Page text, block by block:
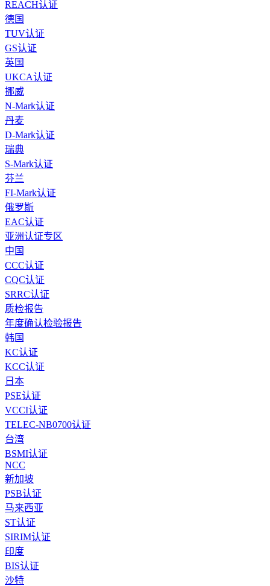
REACH认证
德国
TUV认证
GS认证
英国
UKCA认证
挪威
N-Mark认证
丹麦
D-Mark认证
瑞典
S-Mark认证
芬兰
FI-Mark认证
俄罗斯
EAC认证
亚洲认证专区
中国
CCC认证
CQC认证
SRRC认证
质检报告
年度确认检验报告
韩国
KC认证
KCC认证
日本
PSE认证
VCCI认证
TELEC-NB0700认证
台湾
BSMI认证
NCC
新加坡
PSB认证
马来西亚
ST认证
SIRIM认证
印度
BIS认证
沙特